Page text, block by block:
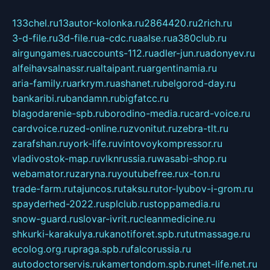
133chel.ru13autor-kolonka.ru2864420.ru2rich.ru
3-d-file.ru3d-file.rua-cdc.ruaalse.rua380club.ru
airgungames.ruaccounts-112.ruadler-jun.ruadonyev.ru
alfeihavsalnassr.rualtaipant.ruargentinamia.ru
aria-family.ruarkrym.ruashanet.rubelgorod-day.ru
bankaribi.rubandamn.rubigfatcc.ru
blagodarenie-spb.ruborodino-media.rucard-voice.ru
cardvoice.ruzed-online.ruzvonitut.ruzebra-tlt.ru
zarafshan.ruyork-life.ruvintovoykompressor.ru
vladivostok-map.ruvlknrussia.ruwasabi-shop.ru
webamator.ruzaryna.ruyoutubefree.rux-ton.ru
trade-farm.rutajuncos.rutaksu.rutor-lyubov-i-grom.ru
spayderhed-2022.rusplclub.rustoppamedia.ru
snow-guard.ruslovar-ivrit.rucleanmedicine.ru
shkurki-karakulya.rukanotiforet.spb.rututmassage.ru
ecolog.org.rupraga.spb.rufalcorussia.ru
autodoctorservis.rukamertondom.spb.runet-life.net.ru